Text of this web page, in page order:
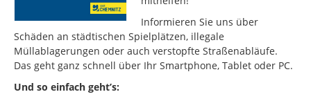
Informieren Sie uns über
Schäden an städtischen Spielplätzen, illegale
Müllablagerungen oder auch verstopfte Straßenabläufe.
Das geht ganz schnell über Ihr Smartphone, Tablet oder PC.
Und so einfach geht’s: